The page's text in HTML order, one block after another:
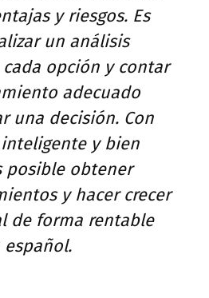
y riesgos. Es
un análisis
opción y contar
adecuado
una decisión. Con
y bien
posible obtener
y hacer crecer
de forma rentable
español.